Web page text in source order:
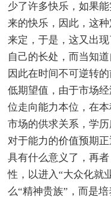
少了许多快乐，如果
来的快乐，因此，这
来定，于是，这又出
自己的长处，而当知
因此在时间不可逆转
低期望值，由于市场
位走向能力本位，在
市场的供求关系，学
对于能力的价值预期
具有什么意义了，再
性，以进入“大众化就
么“精神贵族”，而是